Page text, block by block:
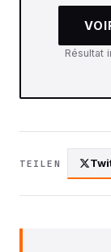
Résultat
TEILEN